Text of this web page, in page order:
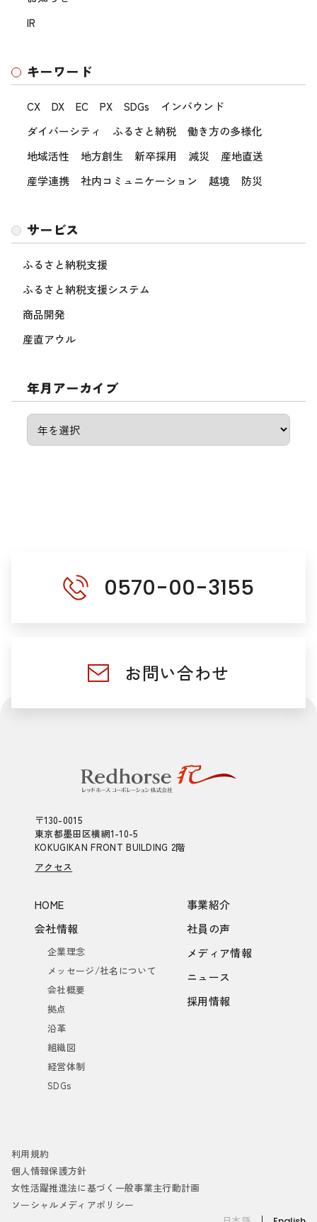
IR
キーワード
CX DX EC PX SDGs
インバウンド
ダイバーシティ
ふるさと納税
働き方の多様化
地域活性
地方創生 新卒採用 減災
産地直送
産学連携
社内コミュニケーション 越境 防災
サービス
ふるさと納税支援
ふるさと納税支援システム
商品開発
産直アウル
年月アーカイブ
0570-00-3155
お問い合わせ
〒130-0015
東京都墨田区横網1-10-5
KOKUGIKAN FRONT BUILDING 2階
アクセス
HOME
会社情報
企業理念
メッセージ/社名について
会社概要
拠点
沿革
組織図
経営体制
SDGs
事業紹介
社員の声
メディア情報
ニュース
採用情報
利用規約
個人情報保護方針
女性活躍推進法に基づく一般事業主行動計画
ソーシャルメディアポリシー